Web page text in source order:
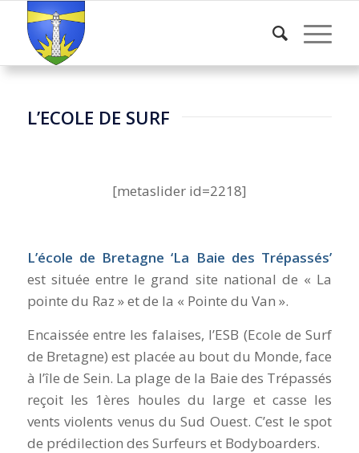
L’ECOLE DE SURF
[metaslider id=2218]
L’école de Bretagne ‘La Baie des Trépassés’
est située entre le grand site national de « La
pointe du Raz » et de la « Pointe du Van ».
Encaissée entre les falaises, l’ESB (Ecole de Surf
de Bretagne) est placée au bout du Monde, face
à l’île de Sein. La plage de la Baie des Trépassés
reçoit les 1ères houles du large et casse les
vents violents venus du Sud Ouest. C’est le spot
de prédilection des Surfeurs et Bodyboarders.